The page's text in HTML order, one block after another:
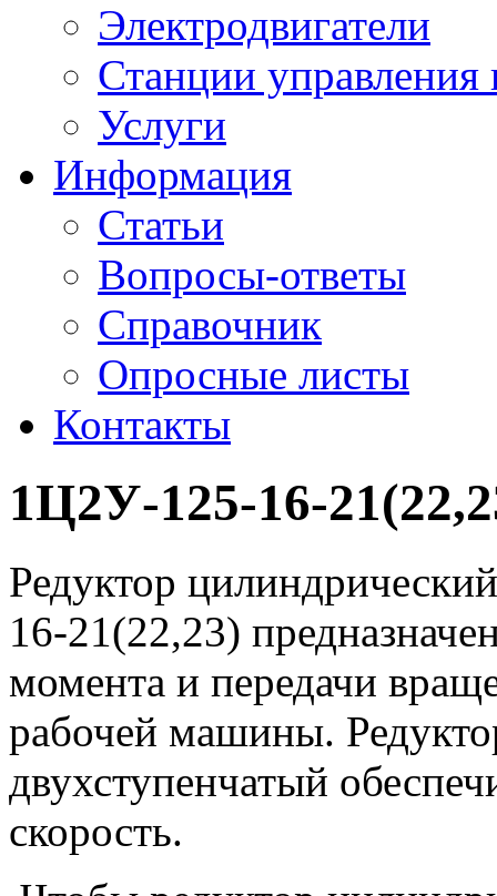
Электродвигатели
Станции управления
Услуги
Информация
Статьи
Вопросы-ответы
Справочник
Опросные листы
Контакты
1Ц2У-125-16-
Редуктор
16-21(22,23)
момента и передачи
рабочей машины.
двухступенчатый
скорость.